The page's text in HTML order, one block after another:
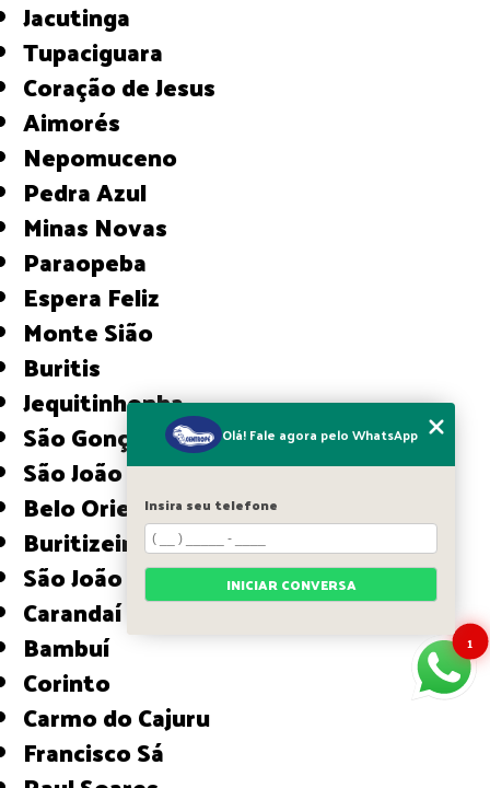
Jacutinga
Tupaciguara
Coração de Jesus
Aimorés
Nepomuceno
Pedra Azul
Minas Novas
Paraopeba
Espera Feliz
Monte Sião
Buritis
Jequitinhonha
São Gonçalo do Sapucaí
São João da Ponte
Belo Oriente
Buritizeiro
São João do Paraíso
Carandaí
Bambuí
Corinto
Carmo do Cajuru
Francisco Sá
1
Olá! Fale agora pelo WhatsApp
Insira seu telefone
INICIAR CONVERSA